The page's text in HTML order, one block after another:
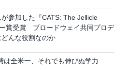
参加した『CATS: The Jellicle
賞受賞 ブロードウェイ共同プロデ
どんな役割なのか
は全米一、それでも伸びぬ学力